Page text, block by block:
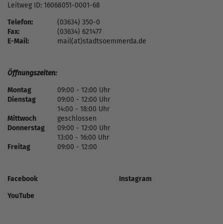
Leitweg ID: 16068051-0001-68
Telefon:
(03634) 350-0
Fax:
(03634) 621477
E-Mail:
mail(at)stadtsoemmerda.de
Öffnungszeiten:
Montag
09:00 - 12:00 Uhr
Dienstag
09:00 - 12:00 Uhr
14:00 - 18:00 Uhr
Mittwoch
geschlossen
Donnerstag
09:00 - 12:00 Uhr
13:00 - 16:00 Uhr
Freitag
09:00 - 12:00
Facebook
Instagram
YouTube